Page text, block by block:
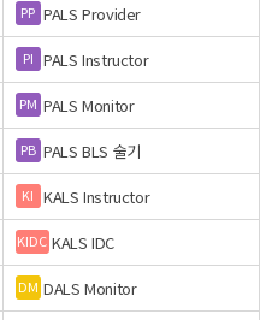
PP PALS Provider
PI PALS Instructor
PM PALS Monitor
PB PALS BLS 술기
KI KALS Instructor
KIDC KALS IDC
DM DALS Monitor